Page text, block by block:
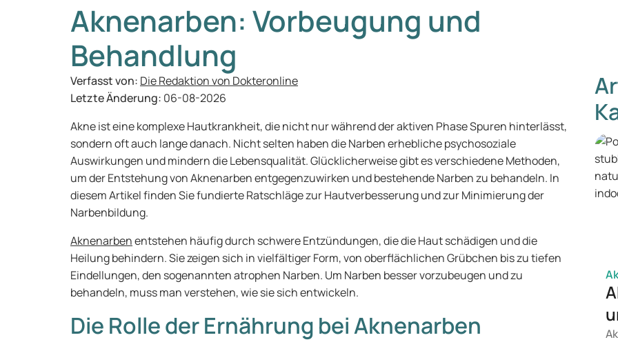
Aknenarben: Vorbeugung und
Behandlung
Verfasst von: Die Redaktion von Dokteronline
Letzte Änderung: 06-08-2026
Akne ist eine komplexe Hautkrankheit, die nicht nur während der aktiven Phase Spuren hinterlässt,
sondern oft auch lange danach. Nicht selten haben die Narben erhebliche psychosoziale
Auswirkungen und mindern die Lebensqualität. Glücklicherweise gibt es verschiedene Methoden,
um der Entstehung von Aknenarben entgegenzuwirken und bestehende Narben zu behandeln. In
diesem Artikel finden Sie fundierte Ratschläge zur Hautverbesserung und zur Minimierung der
Narbenbildung.
Aknenarbenentstehen häufig durch schwere Entzündungen, die die Haut schädigen und die
Heilung behindern. Sie zeigen sich in vielfältiger Form, von oberflächlichen Grübchen bis zu tiefen
Eindellungen, den sogenannten atrophen Narben. Um Narben besser vorzubeugen und zu
behandeln, muss man verstehen, wie sie sich entwickeln.
Die Rolle der Ernährung bei Aknenarben